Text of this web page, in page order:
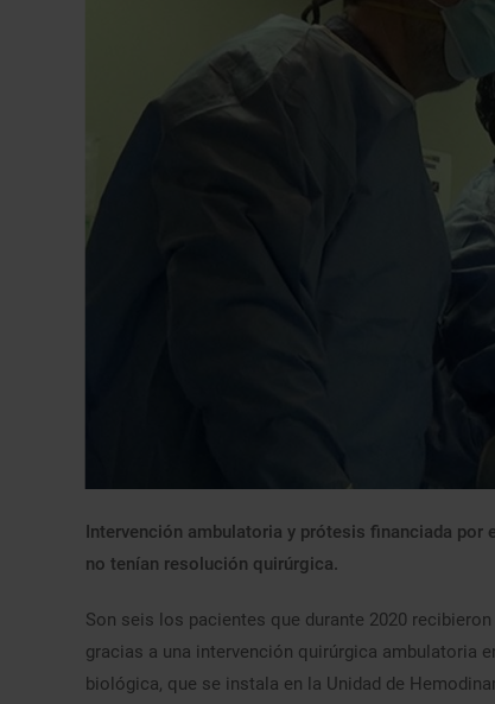
Intervención ambulatoria y prótesis financiada por
no tenían resolución quirúrgica.
Son seis los pacientes que durante 2020
gracias a una intervención quirúrgica ambulatoria
biológica, que se instala en la Unidad de